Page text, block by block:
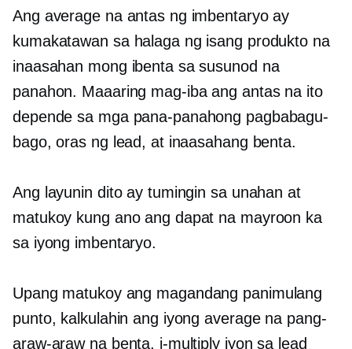
Ang average na antas ng imbentaryo ay
kumakatawan sa halaga ng isang produkto na
inaasahan mong ibenta sa susunod na
panahon. Maaaring mag-iba ang antas na ito
depende sa mga pana-panahong pagbabagu-
bago, oras ng lead, at inaasahang benta.
Ang layunin dito ay tumingin sa unahan at
matukoy kung ano ang dapat na mayroon ka
sa iyong imbentaryo.
Upang matukoy ang magandang panimulang
punto, kalkulahin ang iyong average na pang-
araw-araw na benta, i-multiply iyon sa lead